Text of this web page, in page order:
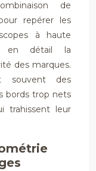
de
repérer les
à haute
en détail la
des marques.
souvent des
bords trop nets
trahissent leur